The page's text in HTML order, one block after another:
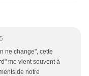
ne change", cette
me vient souvent à
de notre